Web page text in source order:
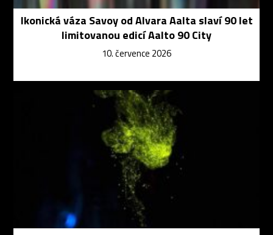
Ikonická váza Savoy od Alvara Aalta slaví 90 let
limitovanou edicí Aalto 90 City
10. července 2026